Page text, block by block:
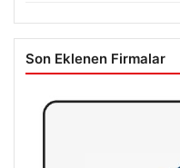
Son Eklenen Firmalar